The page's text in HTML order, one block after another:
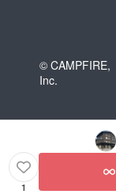
© CAMPFIRE,
Inc.
1